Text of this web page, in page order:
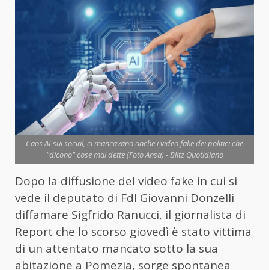
Caos AI sui social, ci mancavano anche i video fake dei politici che
"dicono" cose mai dette (Foto Ansa) - Blitz Quotidiano
Dopo la diffusione del video fake in cui si
vede il deputato di FdI Giovanni Donzelli
diffamare Sigfrido Ranucci, il giornalista di
Report che lo scorso giovedì è stato vittima
di un attentato mancato sotto la sua
abitazione a Pomezia, sorge spontanea